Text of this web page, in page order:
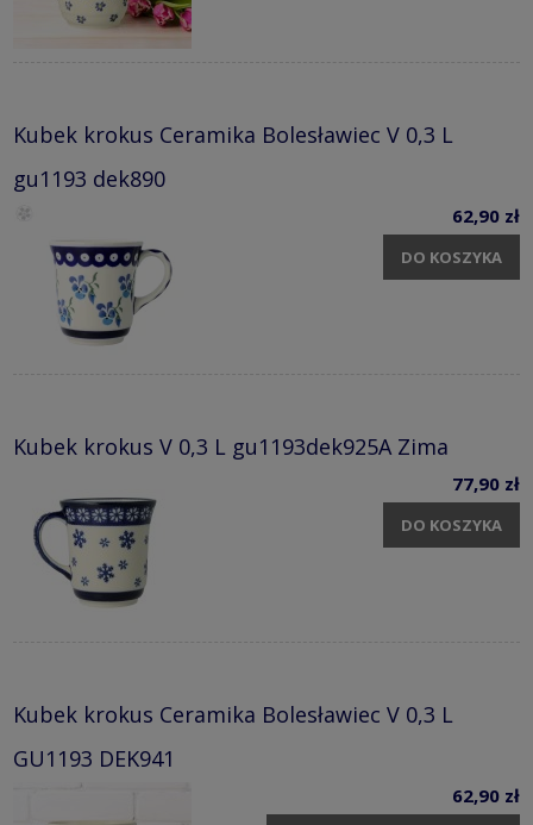
Kubek krokus Ceramika Bolesławiec V 0,3 L
gu1193 dek890
62,90 zł
DO KOSZYKA
Kubek krokus V 0,3 L gu1193dek925A Zima
77,90 zł
DO KOSZYKA
Kubek krokus Ceramika Bolesławiec V 0,3 L
GU1193 DEK941
62,90 zł